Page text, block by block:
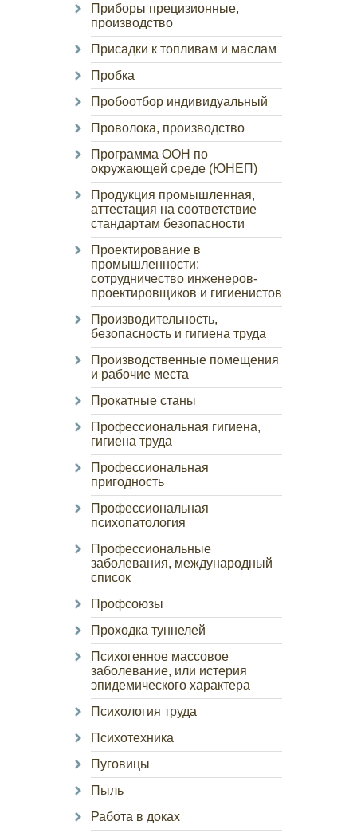
Приборы прецизионные,
производство
Присадки к топливам и маслам
Пробка
Пробоотбор индивидуальный
Проволока, производство
Программа ООН по
окружающей среде (ЮНЕП)
Продукция промышленная,
аттестация на соответствие
стандартам безопасности
Проектирование в
промышленности:
сотрудничество инженеров-
проектировщиков и гигиенистов
Производительность,
безопасность и гигиена труда
Производственные помещения
и рабочие места
Прокатные станы
Профессиональная гигиена,
гигиена труда
Профессиональная
пригодность
Профессиональная
психопатология
Профессиональные
заболевания, международный
список
Профсоюзы
Проходка туннелей
Психогенное массовое
заболевание, или истерия
эпидемического характера
Психология труда
Психотехника
Пуговицы
Пыль
Работа в доках